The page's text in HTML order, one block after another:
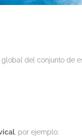
del conjunto de
, por ejemplo: